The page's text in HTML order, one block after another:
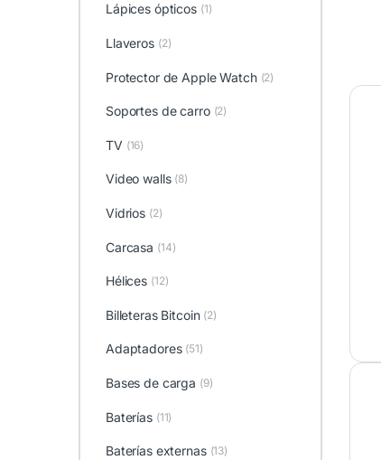
Lápices ópticos (1)
Llaveros (2)
Protector de Apple Watch (2)
Soportes de carro (2)
TV (16)
Video walls (8)
Vidrios (2)
Carcasa (14)
Hélices (12)
Billeteras Bitcoin (2)
Adaptadores (51)
Bases de carga (9)
Baterías (11)
Baterías externas (13)